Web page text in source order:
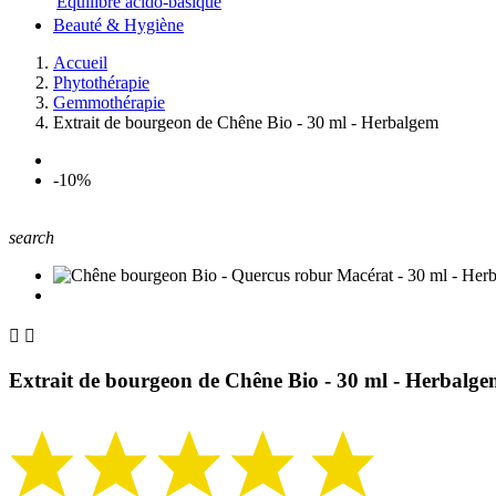
Beauté & Hygiène
Accueil
Phytothérapie
Gemmothérapie
Extrait de bourgeon de Chêne Bio - 30 ml - Herbalgem
-10%
search
 
Extrait de bourgeon de Chêne Bio - 30 ml -